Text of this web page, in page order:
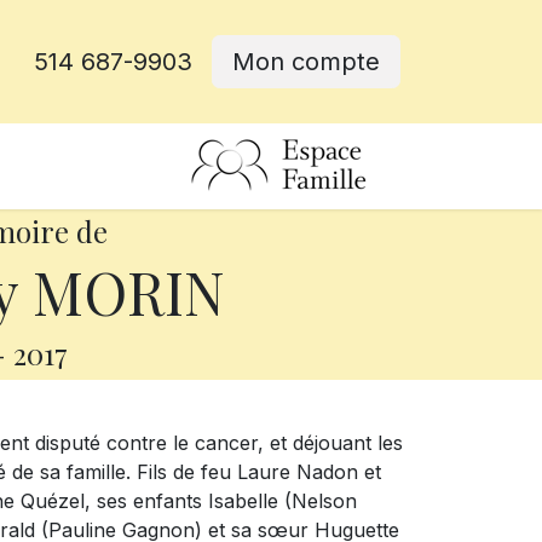
514 687-9903 Mon compte
de
MORIN
2017
disputé contre le cancer, et déjouant les
sa famille. Fils de feu Laure Nadon et
Quézel, ses enfants Isabelle (Nelson
(Pauline Gagnon) et sa sœur Huguette